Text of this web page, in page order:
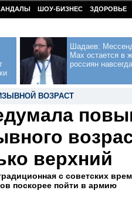
ШОУ-БИЗНЕС ЗДОРОВЬЕ
Шадаев:
Max остается в
россиян навсегда
ВОЗРАСТ
верхний
с советских
поскорее пойти в армию